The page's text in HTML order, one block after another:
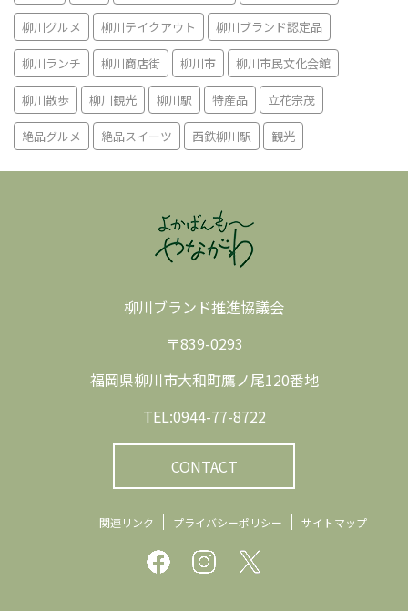
柳川グルメ 柳川テイクアウト 柳川ブランド認定品
柳川ランチ 柳川商店街 柳川市 柳川市民文化会館
柳川散歩 柳川観光 柳川駅 特産品 立花宗茂
絶品グルメ 絶品スイーツ 西鉄柳川駅 観光
柳川ブランド推進協議会
〒839-0293
福岡県柳川市大和町鷹ノ尾120番地
TEL:0944-77-8722
CONTACT
関連リンク プライバシーポリシー サイトマップ